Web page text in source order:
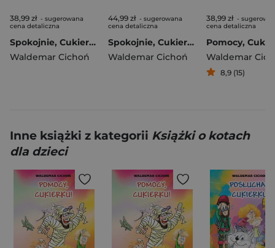
38,99 zł - sugerowana
cena detaliczna
Spokojnie, Cukierku!
Waldemar Cichoń
44,99 zł - sugerowana
cena detaliczna
Spokojnie, Cukierku!
Waldemar Cichoń
38,99 zł -
cena detaliczna
Pomocy,
Waldemar
8,9 (15)
Inne książki z kategorii Książki o kotach
dla dzieci